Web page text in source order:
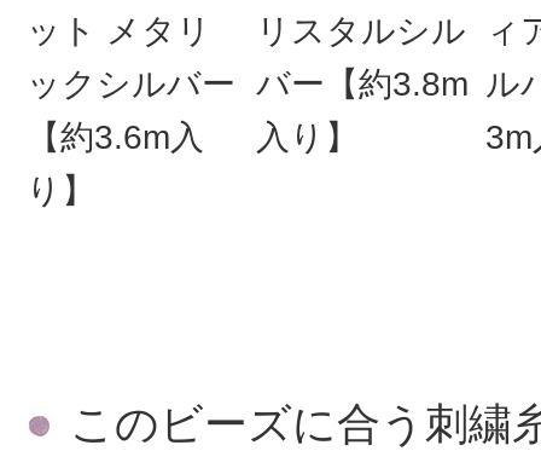
ット メタリ
ックシルバー
【約3.6m入
り】
リスタルシル
バー【約3.8m
入り】
ィ
ル
3m
このビーズに合う刺繍